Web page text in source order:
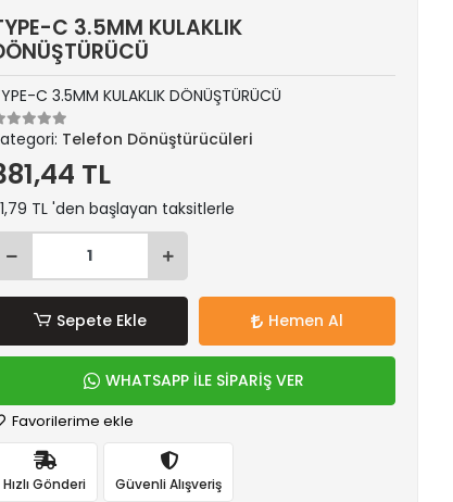
C 3.5MM KULAKLIK
C 3.5MM KULAKLIK DÖNÜŞTÜRÜCÜ
Telefon Dönüştürücüleri
TL
TL 'den başlayan taksitlerle
Sepete Ekle Hemen Al
WHATSAPP İLE SİPARİŞ VER
Favorilerime ekle
Hızlı Gönderi Güvenli Alışveriş